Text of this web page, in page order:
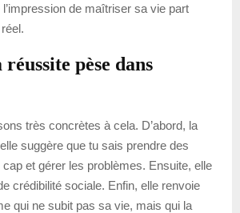
de maîtriser sa vie part
pèse dans
très concrètes à cela. D’abord, la
suggère que tu sais prendre des
et gérer les problèmes. Ensuite, elle
crédibilité sociale. Enfin, elle renvoie
qui ne subit pas sa vie, mais qui la